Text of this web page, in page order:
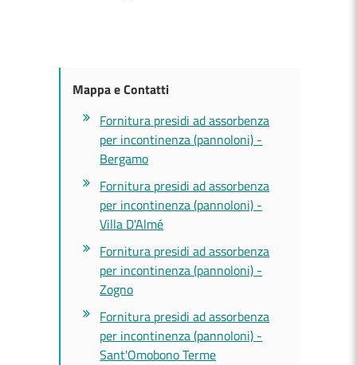
Mappa e Contatti
Fornitura presidi ad assorbenza
per incontinenza (pannoloni) -
Bergamo
Fornitura presidi ad assorbenza
per incontinenza (pannoloni) -
Villa D'Almé
Fornitura presidi ad assorbenza
per incontinenza (pannoloni) -
Zogno
Fornitura presidi ad assorbenza
per incontinenza (pannoloni) -
Sant'Omobono Terme